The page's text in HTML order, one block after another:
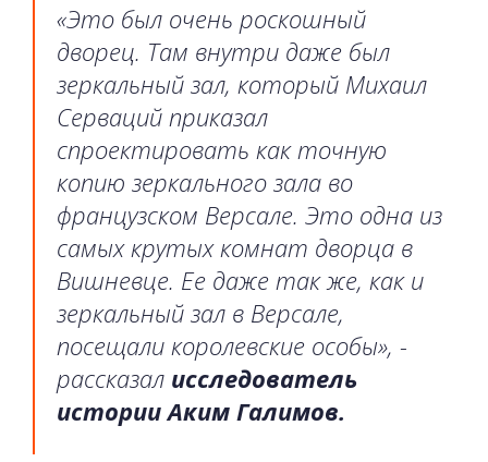
«Это был очень роскошный
дворец. Там внутри даже был
зеркальный зал, который Михаил
Серваций приказал
спроектировать как точную
копию зеркального зала во
французском Версале. Это одна из
самых крутых комнат дворца в
Вишневце. Ее даже так же, как и
зеркальный зал в Версале,
посещали королевские особы», -
рассказал исследователь
истории Аким Галимов.